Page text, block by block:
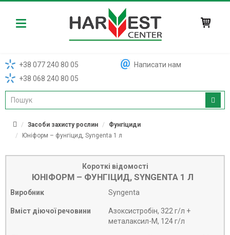
Harvest
+38 077 240 80 05
+38 068 240 80 05
Написати нам
Засоби захисту рослин
Фунгіциди
Юніформ – фунгіцид, Syngenta 1 л
Короткі відомості
ЮНІФОРМ – ФУНГІЦИД, SYNGENTA 1 Л
Виробник Syngenta
Вміст діючої речовини
Азоксистробін, 322 г/л +
металаксил-М, 124 г/л